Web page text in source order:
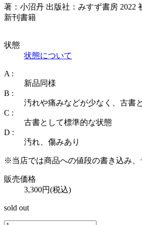
著：小沼丹 出版社：みすず書房 2022
新刊書籍
状態
状態について
A :
新品同様
B :
汚れや痛みなどが少なく、古書
C :
古書として標準的な状態
D :
汚れ、傷みあり
※当店では商品への値段の書き込み、
販売価格
3,300円(税込)
sold out